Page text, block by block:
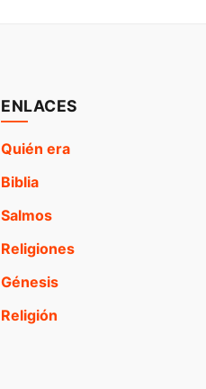
ENLACES
Quién era
Biblia
Salmos
Religiones
Génesis
Religión